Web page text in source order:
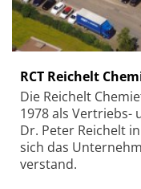
RCT Reichelt
Die Reichelt
1978 als Vertriebs-
Dr. Peter Reichelt
sich das
verstand.